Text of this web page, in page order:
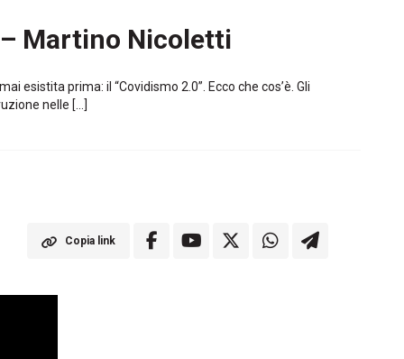
Martino Nicoletti
esistita prima: il “Covidismo 2.0”. Ecco che cos’è. Gli
nelle […]
Copia link